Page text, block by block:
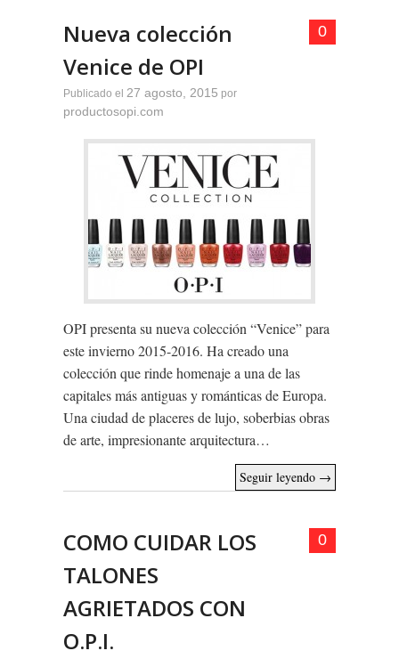
0
Nueva colección
Venice de OPI
Publicado el 27 agosto, 2015 por
productosopi.com
OPI presenta su nueva colección “Venice” para
este invierno 2015-2016. Ha creado una
colección que rinde homenaje a una de las
capitales más antiguas y románticas de Europa.
Una ciudad de placeres de lujo, soberbias obras
de arte, impresionante arquitectura…
Seguir leyendo →
0
COMO CUIDAR LOS
TALONES
AGRIETADOS CON
O.P.I.